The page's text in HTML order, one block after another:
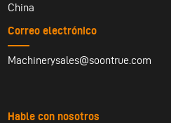
China
Correo electrónico
Machinerysales@soontrue.com
Hable con nosotros